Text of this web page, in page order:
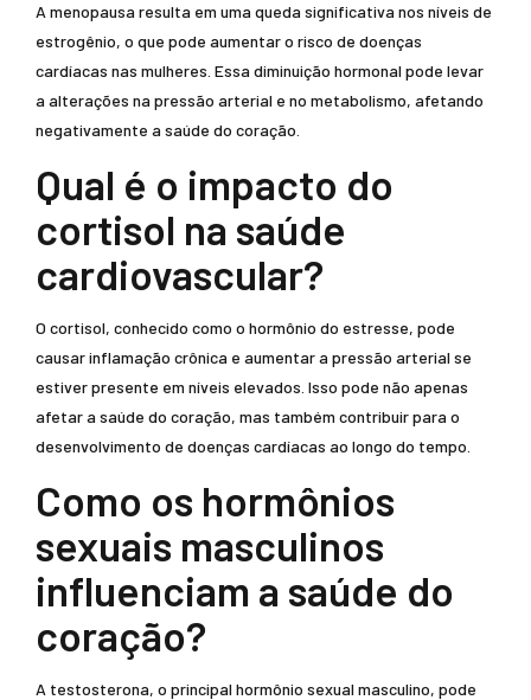
A menopausa resulta em uma queda significativa nos níveis de
estrogênio, o que pode aumentar o risco de doenças
cardíacas nas mulheres. Essa diminuição hormonal pode levar
a alterações na pressão arterial e no metabolismo, afetando
negativamente a saúde do coração.
Qual é o impacto do
cortisol na saúde
cardiovascular?
O cortisol, conhecido como o hormônio do estresse, pode
causar inflamação crônica e aumentar a pressão arterial se
estiver presente em níveis elevados. Isso pode não apenas
afetar a saúde do coração, mas também contribuir para o
desenvolvimento de doenças cardíacas ao longo do tempo.
Como os hormônios
sexuais masculinos
influenciam a saúde do
coração?
A testosterona, o principal hormônio sexual masculino, pode